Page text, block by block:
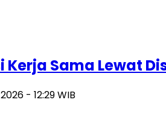
Kerja Sama Lewat
- 12:29 WIB